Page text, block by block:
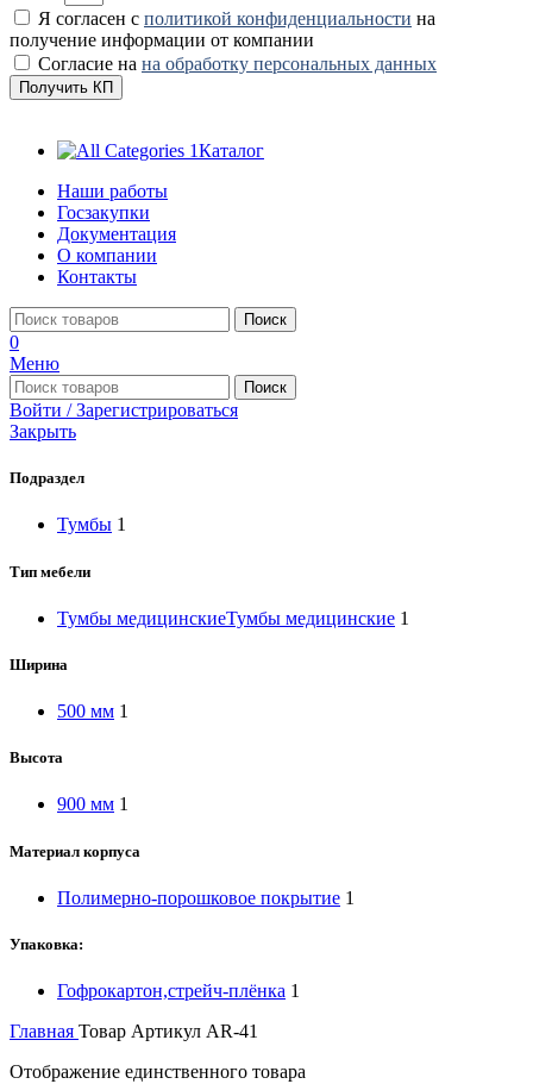
Я согласен с политикой конфиденциальности на
получение информации от компании
Согласие на на обработку персональных данных
Получить КП
Каталог
Наши работы
Госзакупки
Документация
О компании
Контакты
Поиск
0
Меню
Поиск
Войти / Зарегистрироваться
Закрыть
Подраздел
Тумбы 1
Тип мебели
Тумбы медицинскиеТумбы медицинские 1
Ширина
500 мм 1
Высота
900 мм 1
Материал корпуса
Полимерно-порошковое покрытие 1
Упаковка:
Гофрокартон,стрейч-плёнка 1
Главная Товар Артикул AR-41
Отображение единственного товара